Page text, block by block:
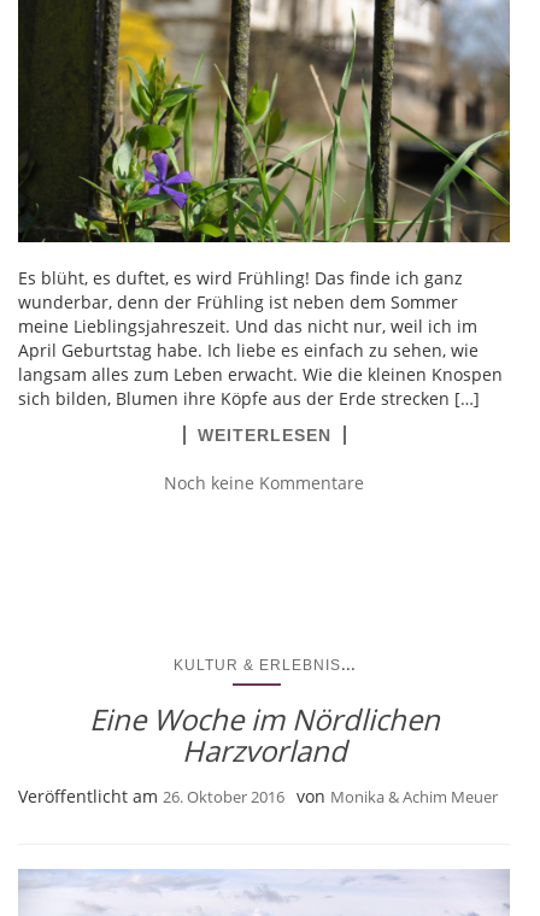
Es blüht, es duftet, es wird Frühling! Das finde ich ganz
wunderbar, denn der Frühling ist neben dem Sommer
meine Lieblingsjahreszeit. Und das nicht nur, weil ich im
April Geburtstag habe. Ich liebe es einfach zu sehen, wie
langsam alles zum Leben erwacht. Wie die kleinen Knospen
sich bilden, Blumen ihre Köpfe aus der Erde strecken […]
WEITERLESEN
Noch keine Kommentare
KULTUR & ERLEBNIS...
Eine Woche im Nördlichen
Harzvorland
Veröffentlicht am 26. Oktober 2016 von Monika & Achim Meuer